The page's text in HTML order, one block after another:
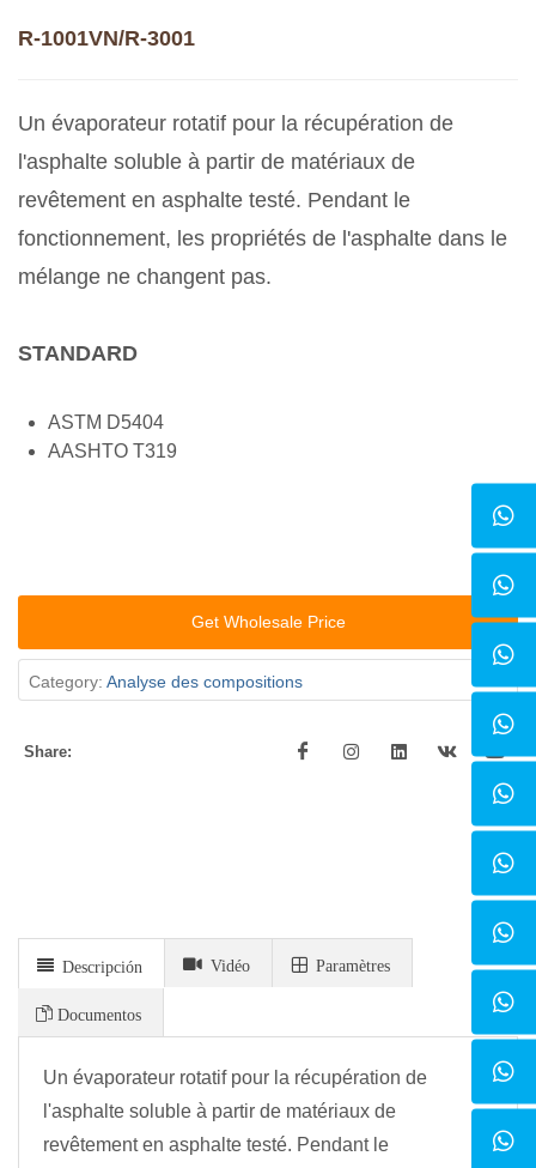
R-1001VN/R-3001
Un évaporateur rotatif pour la récupération de
l'asphalte soluble à partir de matériaux de
revêtement en asphalte testé. Pendant le
fonctionnement, les propriétés de l'asphalte dans le
mélange ne changent pas.
STANDARD
ASTM D5404
AASHTO T319
Get Wholesale Price
Category: Analyse des compositions
Share:
Descripción Vidéo Paramètres
Documentos
Un évaporateur rotatif pour la récupération de
l'asphalte soluble à partir de matériaux de
revêtement en asphalte testé. Pendant le